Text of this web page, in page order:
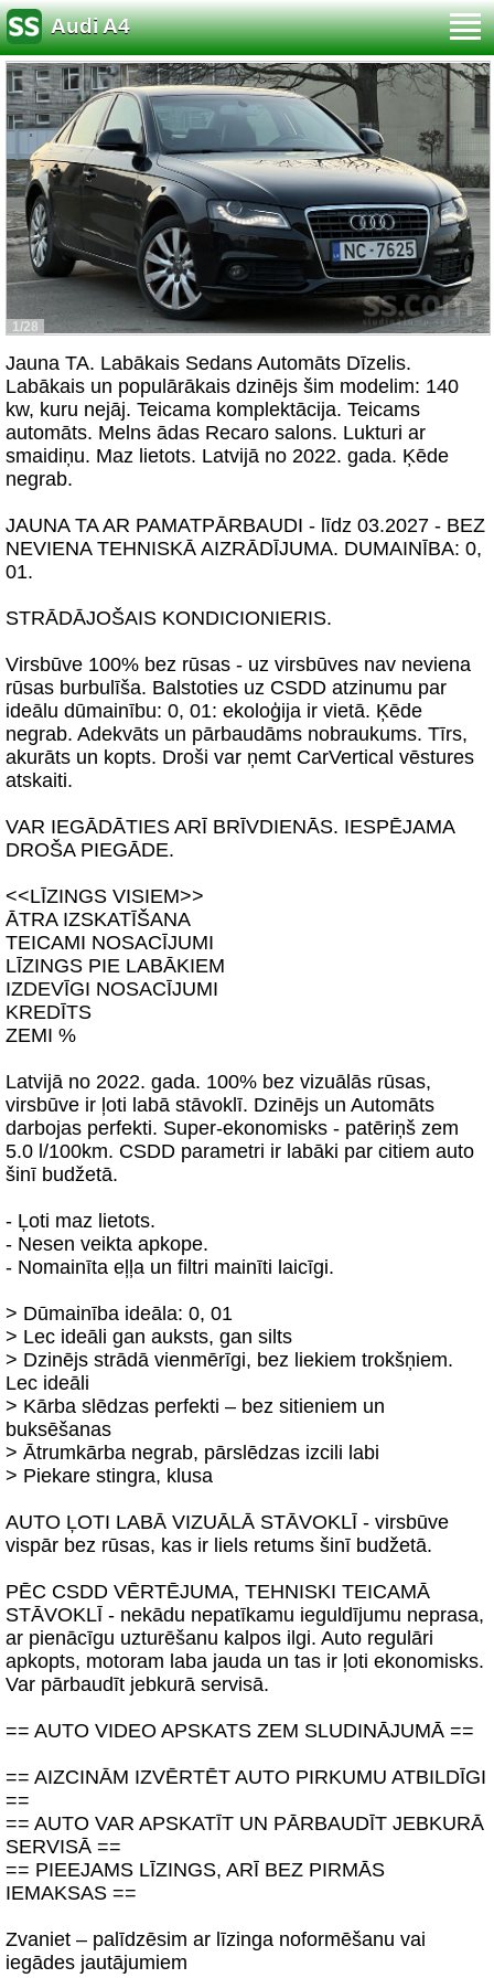
Audi A4
1/28
Jauna TA. Labākais Sedans Automāts Dīzelis.
Labākais un populārākais dzinējs šim modelim: 140
kw, kuru nejāj. Teicama komplektācija. Teicams
automāts. Melns ādas Recaro salons. Lukturi ar
smaidiņu. Maz lietots. Latvijā no 2022. gada. Ķēde
negrab.
JAUNA TA AR PAMATPĀRBAUDI - līdz 03.2027 - BEZ
NEVIENA TEHNISKĀ AIZRĀDĪJUMA. DUMAINĪBA: 0,
01.
STRĀDĀJOŠAIS KONDICIONIERIS.
Virsbūve 100% bez rūsas - uz virsbūves nav neviena
rūsas burbulīša. Balstoties uz CSDD atzinumu par
ideālu dūmainību: 0, 01: ekoloģija ir vietā. Ķēde
negrab. Adekvāts un pārbaudāms nobraukums. Tīrs,
akurāts un kopts. Droši var ņemt CarVertical vēstures
atskaiti.
VAR IEGĀDĀTIES ARĪ BRĪVDIENĀS. IESPĒJAMA
DROŠA PIEGĀDE.
<<LĪZINGS VISIEM>>
ĀTRA IZSKATĪŠANA
TEICAMI NOSACĪJUMI
LĪZINGS PIE LABĀKIEM
IZDEVĪGI NOSACĪJUMI
KREDĪTS
ZEMI %
Latvijā no 2022. gada. 100% bez vizuālās rūsas,
virsbūve ir ļoti labā stāvoklī. Dzinējs un Automāts
darbojas perfekti. Super-ekonomisks - patēriņš zem
5.0 l/100km. CSDD parametri ir labāki par citiem auto
šinī budžetā.
- Ļoti maz lietots.
- Nesen veikta apkope.
- Nomainīta eļļa un filtri mainīti laicīgi.
> Dūmainība ideāla: 0, 01
> Lec ideāli gan auksts, gan silts
> Dzinējs strādā vienmērīgi, bez liekiem trokšņiem.
Lec ideāli
> Kārba slēdzas perfekti – bez sitieniem un
buksēšanas
> Ātrumkārba negrab, pārslēdzas izcili labi
> Piekare stingra, klusa
AUTO ĻOTI LABĀ VIZUĀLĀ STĀVOKLĪ - virsbūve
vispār bez rūsas, kas ir liels retums šinī budžetā.
PĒC CSDD VĒRTĒJUMA, TEHNISKI TEICAMĀ
STĀVOKLĪ - nekādu nepatīkamu ieguldījumu neprasa,
ar pienācīgu uzturēšanu kalpos ilgi. Auto regulāri
apkopts, motoram laba jauda un tas ir ļoti ekonomisks.
Var pārbaudīt jebkurā servisā.
== AUTO VIDEO APSKATS ZEM SLUDINĀJUMĀ ==
== AIZCINĀM IZVĒRTĒT AUTO PIRKUMU ATBILDĪGI
==
== AUTO VAR APSKATĪT UN PĀRBAUDĪT JEBKURĀ
SERVISĀ ==
== PIEEJAMS LĪZINGS, ARĪ BEZ PIRMĀS
IEMAKSAS ==
Zvaniet – palīdzēsim ar līzinga noformēšanu vai
iegādes jautājumiem